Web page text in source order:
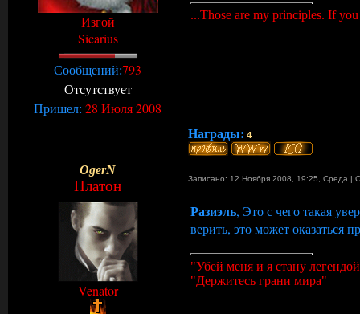
Изгой
Sicarius
Сообщений:793
Отсутствует
Пришел: 28 Июля 2008
...Those are my principles. If
Награды: 4
OgerN
Платон Записано: 12 Ноября 2008, 19:25, Среда |
Venator
Разиэль, Это с чего такая
верить, это может оказаться
"Убей меня и я стану
"Держитесь грани мира"